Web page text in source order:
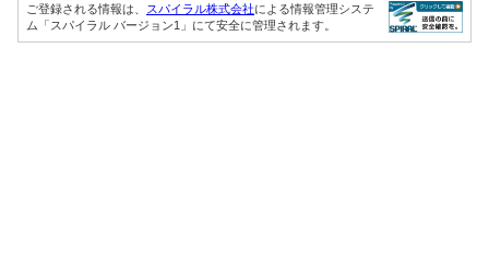
ご登録される情報は、 スパイラル株式会社による情報管理システ
ム「スパイラル バージョン1」にて安全に管理されます。